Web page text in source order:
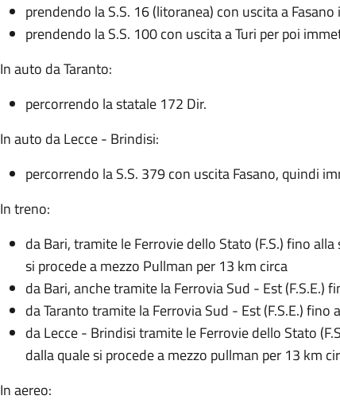
prendendo la S.S. 16 (litoranea) con uscita a
prendendo la S.S. 100 con uscita a Turi per poi
In auto da Taranto:
percorrendo la statale 172 Dir.
In auto da Lecce - Brindisi:
percorrendo la S.S. 379 con uscita Fasano, quindi
In treno:
da Bari, tramite le Ferrovie dello Stato (F.S.) fino
si procede a mezzo Pullman per 13 km circa
da Bari, anche tramite la Ferrovia Sud - Est (F.S.E.)
da Taranto tramite la Ferrovia Sud - Est (F.S.E.)
da Lecce - Brindisi tramite le Ferrovie dello Stato
dalla quale si procede a mezzo pullman per 13 km
In aereo: